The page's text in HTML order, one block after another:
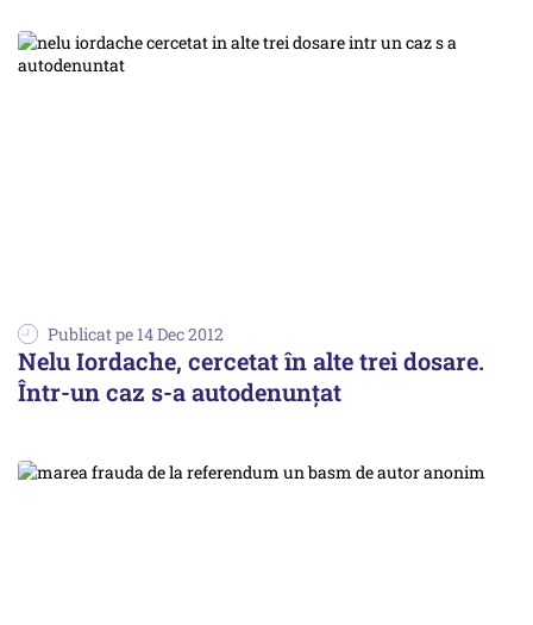
Publicat pe 14 Dec 2012
Nelu Iordache, cercetat în alte trei dosare.
Într-un caz s-a autodenunțat